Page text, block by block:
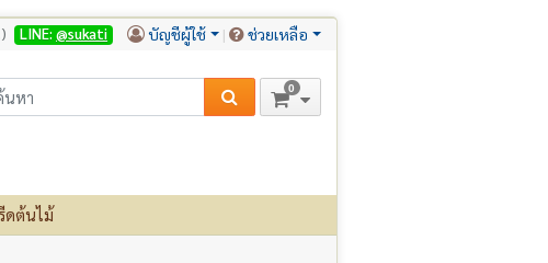
LINE:@sukati บัญชีผู้ใช้ ช่วยเหลือ
0
ดต้นไม้